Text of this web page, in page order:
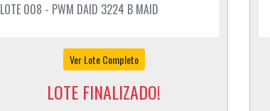
LOTE 008 - PWM DAID 3224 B MAID
Ver Lote Completo
LOTE FINALIZADO!